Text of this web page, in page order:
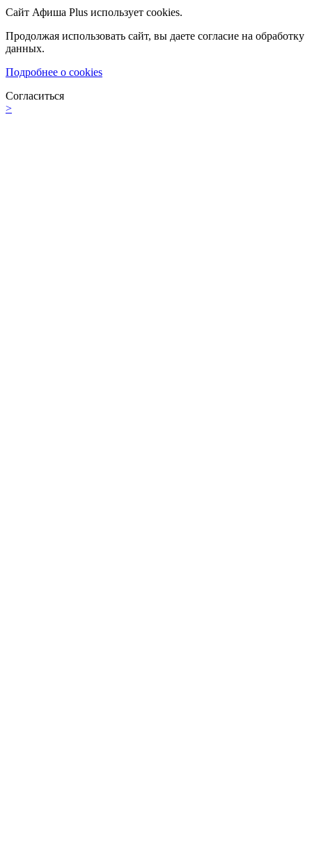
Сайт Афиша Plus использует cookies.
Продолжая использовать сайт, вы даете согласие на обработку
данных.
Подробнее о cookies
Согласиться
>